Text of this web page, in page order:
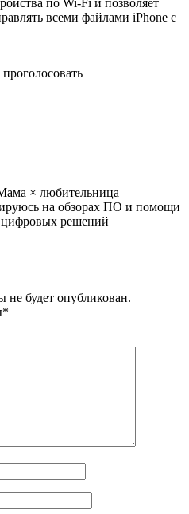
по Wi-Fi и позволяет
всеми файлами iPhone с
× любительница
на обзорах ПО и помощи
цифровых решений
не будет опубликован.
*